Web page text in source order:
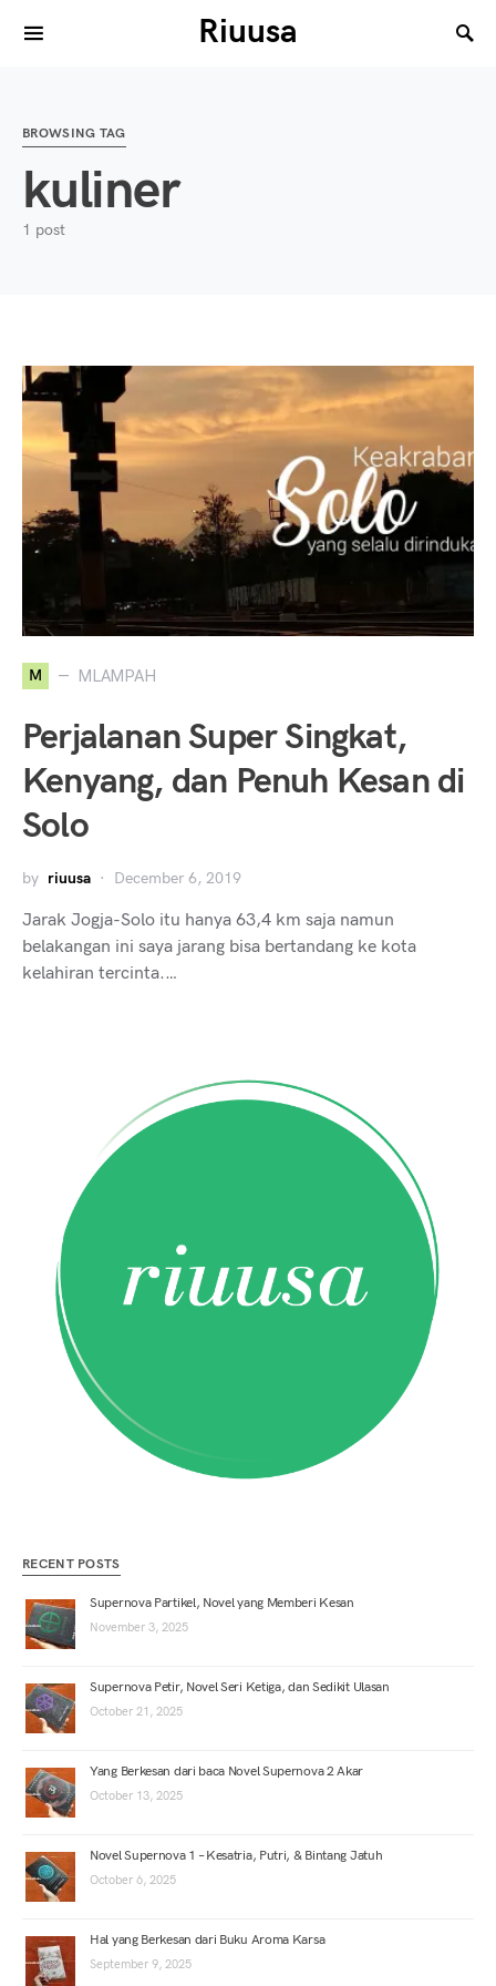
Riuusa
Search for:
BROWSING TAG
kuliner
1 post
M MLAMPAH
Perjalanan Super Singkat,
Kenyang, dan Penuh Kesan di
Solo
by riuusa December 6, 2019
Jarak Jogja-Solo itu hanya 63,4 km saja namun
belakangan ini saya jarang bisa bertandang ke kota
kelahiran tercinta.…
RECENT POSTS
Supernova Partikel, Novel yang Memberi Kesan
November 3, 2025
Supernova Petir, Novel Seri Ketiga, dan Sedikit Ulasan
October 21, 2025
Yang Berkesan dari baca Novel Supernova 2 Akar
October 13, 2025
Novel Supernova 1 – Kesatria, Putri, & Bintang Jatuh
October 6, 2025
Hal yang Berkesan dari Buku Aroma Karsa
September 9, 2025